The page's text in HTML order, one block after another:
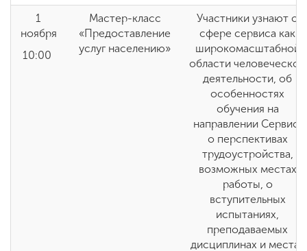
1
ноября
10:00
Мастер-класс
«Предоставление
услуг населению»
Участники узнают о
сфере сервиса как
широкомасштабной
области человеческой
деятельности, об
особенностях
обучения на
направлении Сервис,
о перспективах
трудоустройства,
возможных местах
работы, о
вступительных
испытаниях,
преподаваемых
дисциплинах и местах